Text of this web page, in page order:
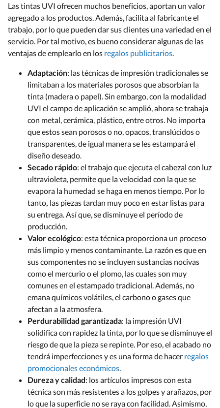
Las tintas UVI ofrecen muchos beneficios, aportan un valor
agregado a los productos. Además, facilita al fabricante el
trabajo, por lo que pueden dar sus clientes una variedad en el
servicio. Por tal motivo, es bueno considerar algunas de las
ventajas de emplearlo en los regalos publicitarios
Adaptación: las técnicas de impresión tradicionales se
limitaban a los materiales porosos que absorbían la
tinta (madera o papel). Sin embargo, con la modalidad
UVI el campo de aplicación se amplió, ahora se trabaja
con metal, cerámica, plástico, entre otros. No importa
que estos sean porosos o no, opacos, translúcidos o
transparentes, de igual manera se les estampará el
diseño deseado.
Secado rápido: el trabajo que ejecuta el cabezal con luz
ultravioleta, permite que la velocidad con la que se
evapora la humedad se haga en menos tiempo. Por lo
tanto, las piezas tardan muy poco en estar listas para
su entrega. Así que, se disminuye el período de
producción.
Valor ecológico: esta técnica proporciona un proceso
más limpio y menos contaminante. La razón es que en
sus componentes no se incluyen sustancias nocivas
como el mercurio o el plomo, las cuales son muy
comunes en el estampado tradicional. Además, no
emana químicos volátiles, el carbono o gases que
afectan a la atmosfera.
Perdurabilidad garantizada: la impresión UVI
solidifica con rapidez la tinta, por lo que se disminuye el
riesgo de que la pieza se repinte. Por eso, el acabado no
tendrá imperfecciones y es una forma de hacer regalos
promocionales económicos
Dureza y calidad: los artículos impresos con esta
técnica son más resistentes a los golpes y arañazos, por
lo que la superficie no se raya con facilidad. Asimismo,